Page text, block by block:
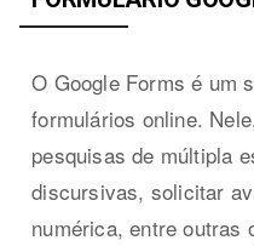
O Google Forms é um
formulários online.
pesquisas de múltipla
discursivas, solicitar
numérica, entre outras